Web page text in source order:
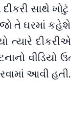
સાથે
તે ઘરમાં કહેશે
દીકરીએ
વીડિયો
આવી હતી.